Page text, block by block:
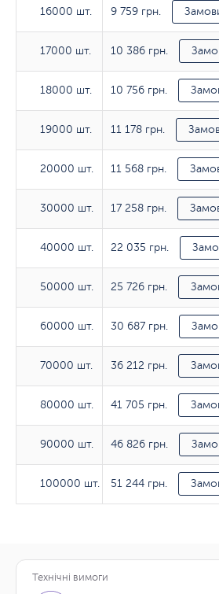
16000 шт.
17000 шт.
18000 шт.
19000 шт.
20000 шт.
30000 шт.
40000 шт.
50000 шт.
60000 шт.
70000 шт.
80000 шт.
90000 шт.
100000 шт.
16000 шт. 9 759 грн.
17000 шт. 10 386 грн.
18000 шт. 10 756 грн.
19000 шт. 11 178 грн.
20000 шт. 11 568 грн.
30000 шт. 17 258 грн.
40000 шт. 22 035 грн.
50000 шт. 25 726 грн.
60000 шт. 30 687 грн.
70000 шт. 36 212 грн.
80000 шт. 41 705 грн.
90000 шт. 46 826 грн.
100000 шт. 51 244 грн.
Технічні вимоги